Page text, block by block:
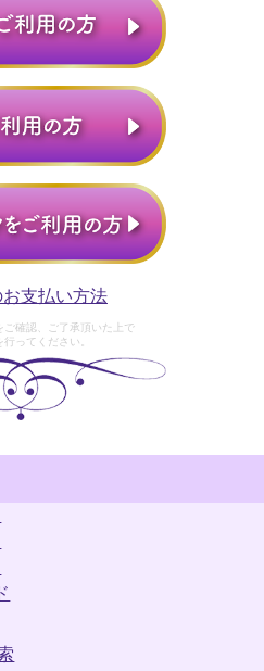
支払い方法
ご確認、ご了承頂いた上で
ってください。